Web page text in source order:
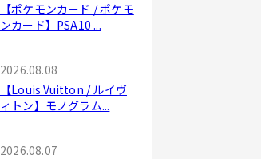
【ポケモンカード / ポケモ
ンカード】PSA10 ...
2026.08.08
【Louis Vuitton / ルイヴ
ィトン】モノグラム...
2026.08.07